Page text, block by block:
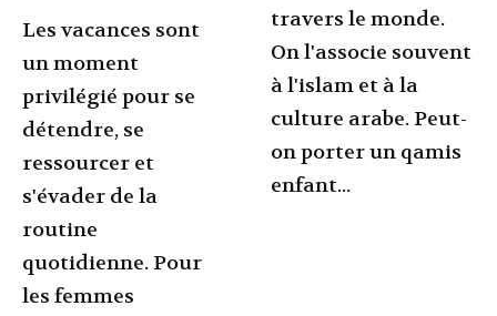
Les vacances sont
un moment
privilégié pour se
détendre, se
ressourcer et
s'évader de la
routine
quotidienne. Pour
les femmes
travers le monde.
On l'associe souvent
à l'islam et à la
culture arabe. Peut-
on porter un qamis
enfant...